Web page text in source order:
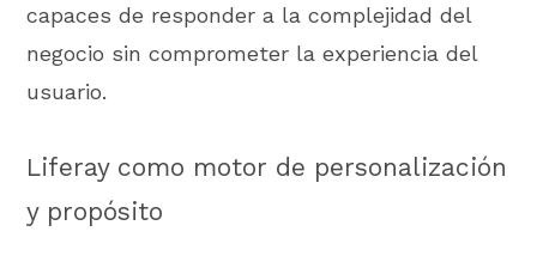
capaces de responder a la complejidad del
negocio sin comprometer la experiencia del
usuario.
Liferay como motor de personalización
y propósito